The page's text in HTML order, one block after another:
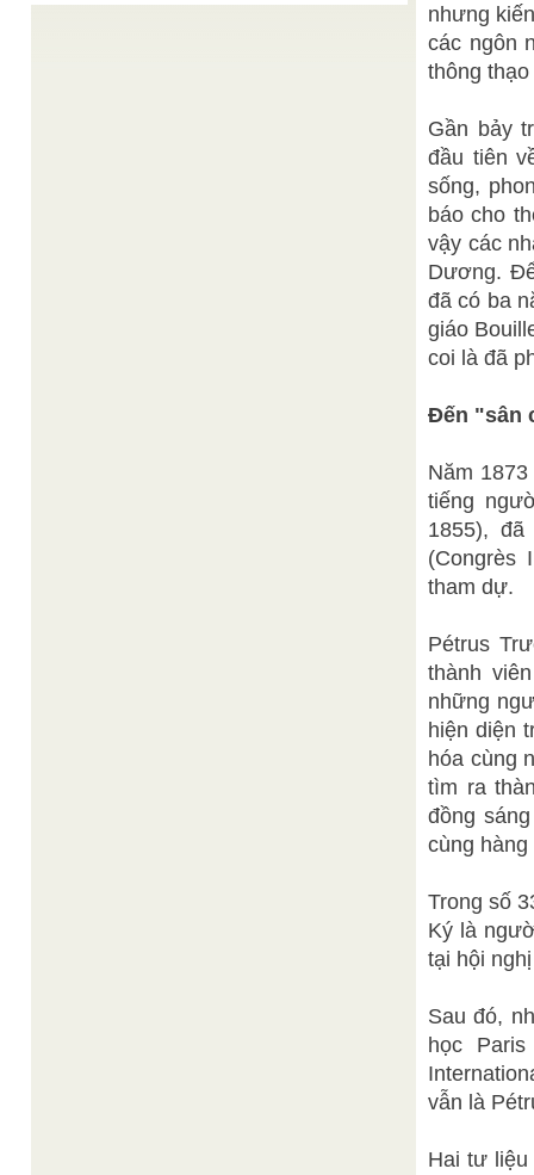
nhưng
các ngôn
thông
Gần bảy
đầu tiên
sống,
báo cho
vậy các
Dương.
đã có ba
giáo
coi là đã
Đến "sân
Năm
tiếng
1855),
(Congrès
tham dự.
Pétrus
thành
những
hiện diện
hóa cùng
tìm ra
đồng
cùng
Trong số
Ký là
tại hội
Sau đó,
học
vẫn là
Hai tư